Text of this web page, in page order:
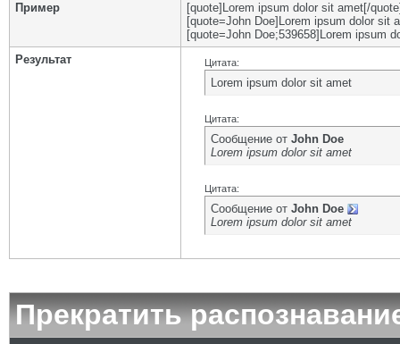
Пример
[quote]Lorem ipsum dolor sit amet[/
[quote=John Doe]Lorem ipsum dolor sit
[quote=John Doe;539658]Lorem ipsum
Результат
Цитата:
Lorem ipsum dolor sit amet
Цитата:
Сообщение от John Doe
Lorem ipsum dolor sit amet
Цитата:
Сообщение от John Doe
Lorem ipsum dolor sit amet
Прекратить